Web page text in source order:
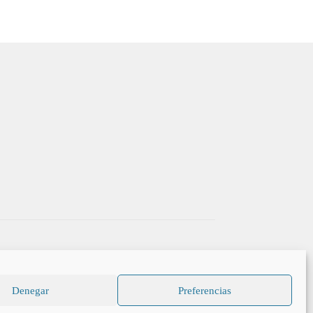
Denegar Preferencias